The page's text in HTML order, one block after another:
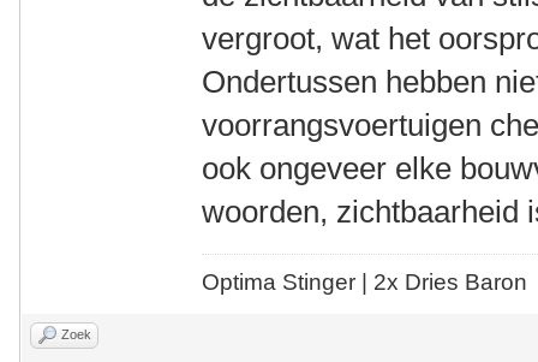
vergroot, wat het
Ondertussen hebben
voorrangsvoertuigen
ook ongeveer elke
woorden,
Optima Stinger | 2x Dries Baron
Zoek